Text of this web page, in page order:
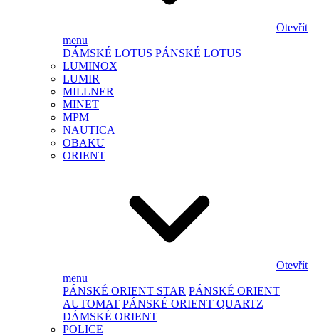
Otevřít
menu
DÁMSKÉ LOTUS PÁNSKÉ LOTUS
LUMINOX
LUMIR
MILLNER
MINET
MPM
NAUTICA
OBAKU
ORIENT
Otevřít
menu
PÁNSKÉ ORIENT STAR PÁNSKÉ ORIENT
AUTOMAT PÁNSKÉ ORIENT QUARTZ
DÁMSKÉ ORIENT
POLICE